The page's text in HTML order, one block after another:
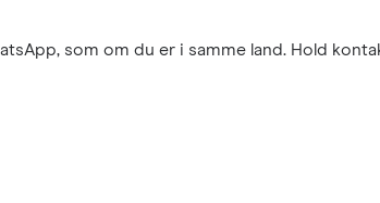
som om du er i samme land. Hold